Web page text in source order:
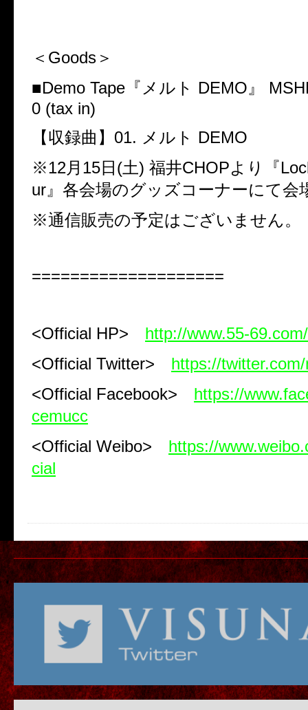
＜ Goods ＞
■Demo Tape 『メルト DEMO 』
0 (tax in)
【収録曲】 01. メルト DEMO
※12月 15日 (土) 福井CHOPより『
ur 』各会場のグッズコーナーにて会
※通信販売の予定はございません。
====================
<Official HP>
http://www.55-69.com/
<Official Twitter>
https://
<Official Facebook>
https://
cemucc
<Official Weibo>
https://
cial